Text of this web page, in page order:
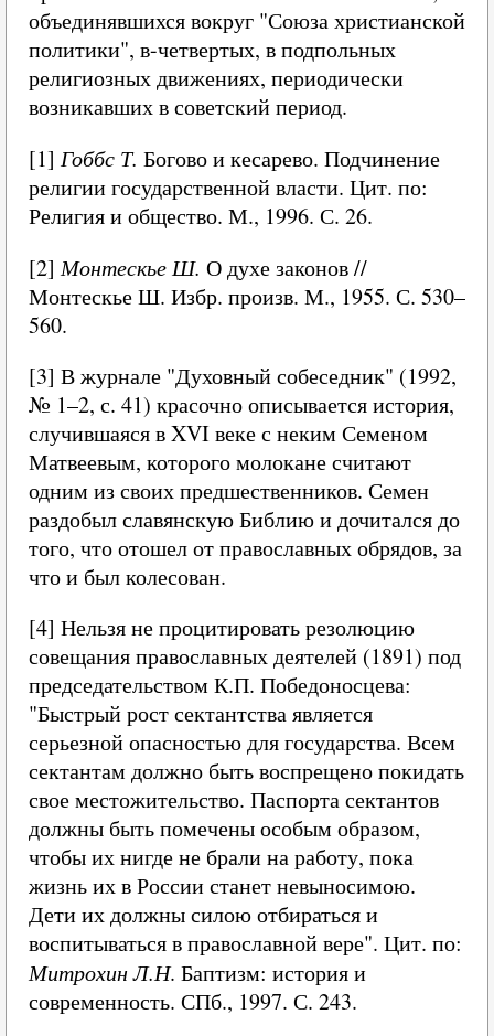
объединявшихся вокруг "Союза христианской
политики", в-четвертых, в подпольных
религиозных движениях, периодически
возникавших в советский период.
[1] Гоббс Т. Богово и кесарево. Подчинение
религии государственной власти. Цит. по:
Религия и общество. М., 1996. С. 26.
[2]Монтескье Ш. О духе законов //
Монтескье Ш. Избр. произв. М., 1955. С. 530–
560.
[3] В журнале "Духовный собеседник" (1992,
№ 1–2, с. 41) красочно описывается история,
случившаяся в XVI веке с неким Семеном
Матвеевым, которого молокане считают
одним из своих предшественников. Семен
раздобыл славянскую Библию и дочитался до
того, что отошел от православных обрядов, за
что и был колесован.
[4] Нельзя не процитировать резолюцию
совещания православных деятелей (1891) под
председательством К.П. Победоносцева:
"Быстрый рост сектантства является
серьезной опасностью для государства. Всем
сектантам должно быть воспрещено покидать
свое местожительство. Паспорта сектантов
должны быть помечены особым образом,
чтобы их нигде не брали на работу, пока
жизнь их в России станет невыносимою.
Дети их должны силою отбираться и
воспитываться в православной вере". Цит. по:
Митрохин Л.Н. Баптизм: история и
современность. СПб., 1997. С. 243.